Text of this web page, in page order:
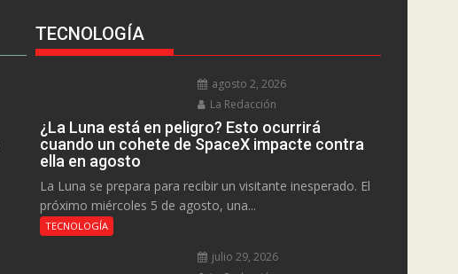
TECNOLOGÍA
agosto 2, 2026
La Redacción
¿La Luna está en peligro? Esto ocurrirá
cuando un cohete de SpaceX impacte contra
ella en agosto
La Luna se prepara para recibir un visitante inesperado. El
próximo miércoles 5 de agosto, una...
TECNOLOGÍA
julio 29, 2026